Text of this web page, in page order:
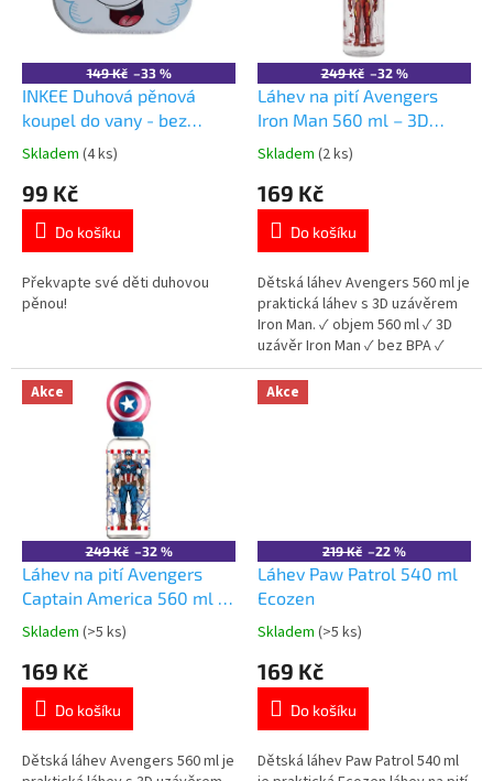
149 Kč –33 %
INKEE Duhová pěnová
koupel do vany - bez
obalu
Průměrné
produktu
5,0
5
hvězdiček.
Skladem (4 ks)
99 Kč
Do košíku
Překvapte své děti duhovou
pěnou!
249 Kč –32 %
Láhev na pití Avengers
Iron Man 560 ml – 3D
uzávěr
Průměrné
produktu
5,0
5
hvězdiček.
Skladem (2 ks)
169 Kč
Do košíku
Dětská láhev Avengers 560 ml je
praktická láhev s 3D uzávěrem
Iron Man. ✓ objem 560 ml ✓ 3D
uzávěr Iron Man ✓ bez BPA ✓
licencovaný motiv Avengers 👉
Více produktů Avengers
Akce
249 Kč –32 %
Láhev na pití Avengers
Captain America 560 ml –
3D uzávěr
Průměrné
produktu
5,0
5
Skladem (>5 ks)
169 Kč
Do košíku
Dětská láhev Avengers 560 ml je
Akce
219 Kč –22 %
Láhev Paw Patrol 540 ml
Ecozen
Průměrné
produktu
5,0
5
Skladem (>5 ks)
169 Kč
Do košíku
Dětská láhev Paw Patrol 540 ml